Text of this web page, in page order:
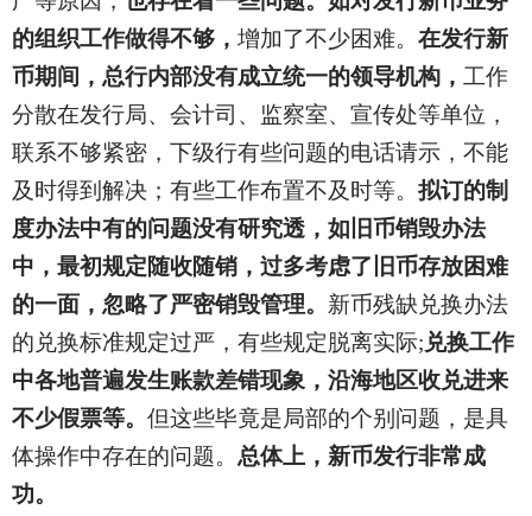
的组织工作做得不够， 增加了不少困难。 在发行新
币期间，总行内部没有成立统一的领导机构， 工作
分散在发行局、会计司、监察室、宣传处等单位，
联系不够紧密，下级行有些问题的电话请示，不能
及时得到解决；有些工作布置不及时等。 拟订的制
度办法中有的问题没有研究透，如旧币销毁办法
中，最初规定随收随销，过多考虑了旧币存放困难
的一面，忽略了严密销毁管理。 新币残缺兑换办法
的兑换标准规定过严，有些规定脱离实际; 兑换工作
中各地普遍发生账款差错现象，沿海地区收兑进来
不少假票等。 但这些毕竟是局部的个别问题，是具
体操作中存在的问题。 总体上，新币发行非常成
功。